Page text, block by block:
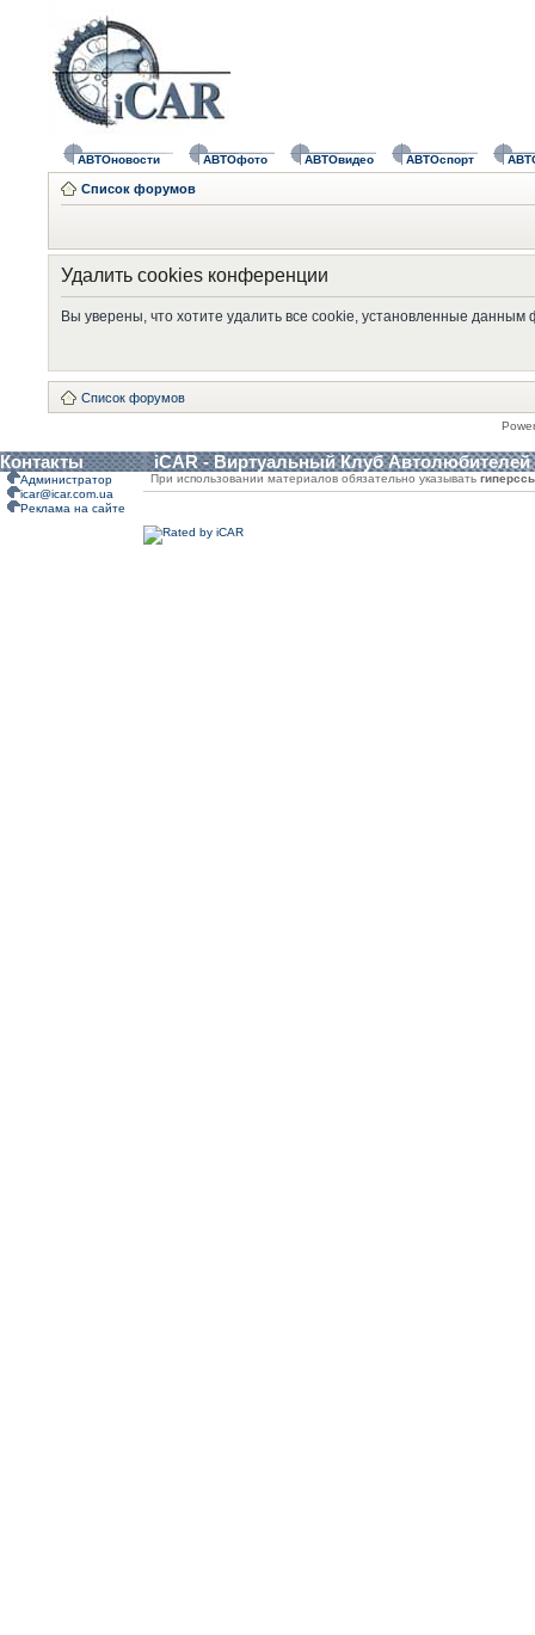
АВТОновости АВТОфото АВТОвидео АВТОспорт
Список форумов
Удалить cookies конференции
Вы уверены, что хотите удалить все cookie, установленные
Список форумов
Контакты iCAR - Виртуальный Клуб Автолюбителей
Администратор
icar@icar.com.ua
Реклама на сайте
При использовании материалов обязательно указывать